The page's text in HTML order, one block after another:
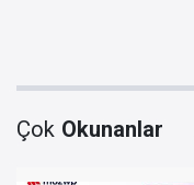
Çok Okunanlar